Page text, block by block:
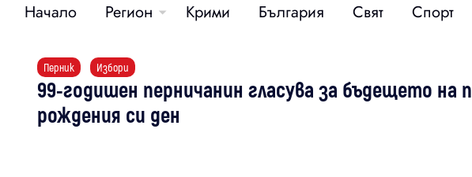
Начало Регион Крими България Свят Спорт
Перник Избори
99-годишен перничанин гласува за бъдещето на
рождения си ден